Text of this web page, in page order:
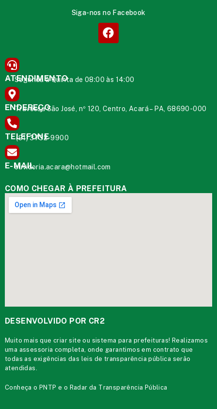
Siga-nos no Facebook
ATENDIMENTO
Segunda à Quinta de 08:00 às 14:00
ENDEREÇO
Travessa São José, nº 120, Centro, Acará – PA, 68690-000
TELEFONE
(91) 3732-9900
E-MAIL
ouvidoria.acara@hotmail.com
COMO CHEGAR À PREFEITURA
DESENVOLVIDO POR CR2
Muito mais quecriar site ou sistema para prefeituras! Realizamos
uma assessoria completa, onde garantimos em contrato que
todas as exigências das leis de transparência pública serão
atendidas.
Conheça oPNTP e o Radar da Transparência Pública